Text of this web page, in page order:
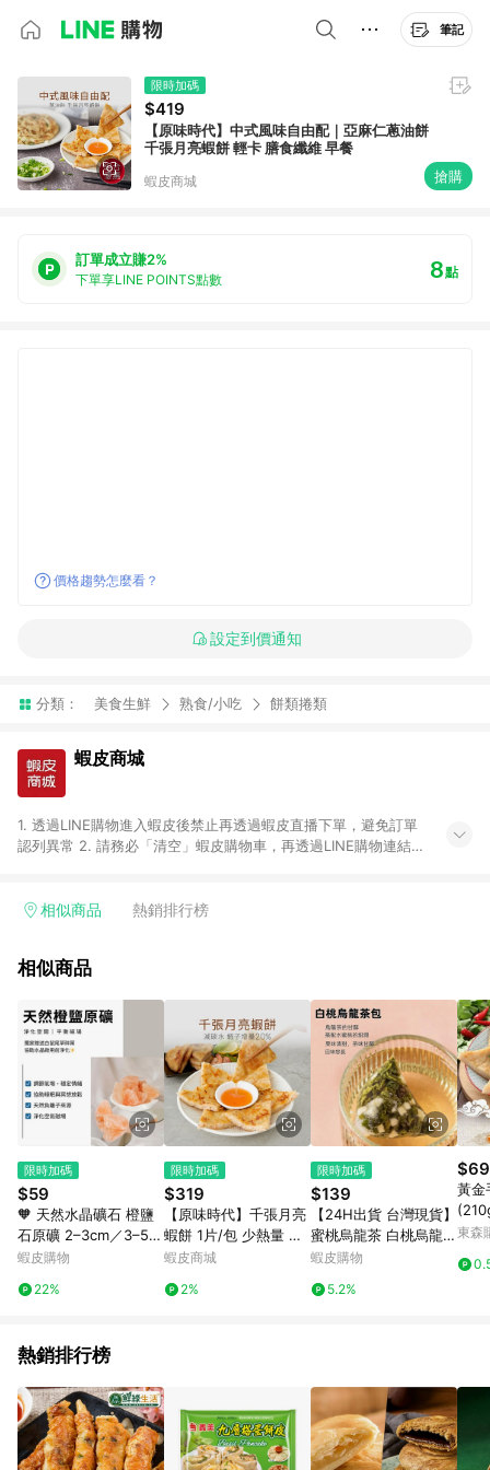
筆記
限時加碼
$419
【原味時代】中式風味自由配｜亞麻仁蔥油餅
千張月亮蝦餅 輕卡 膳食纖維 早餐
蝦皮商城 搶購
訂單成立賺2%
下單享LINE POINTS點數 8點
價格趨勢怎麼看？
設定到價通知
分類： 美食生鮮 熟食/小吃 餅類捲類
蝦皮商城
1. 透過LINE購物進入蝦皮後禁止再透過蝦皮直播下單，避免訂單
認列異常 2. 請務必「清空」蝦皮購物車，再透過LINE購物連結至
交易後，想下第二張訂單，請重新從LINE購物連結至蝦皮商店進
Android手機、汽機車、一歲以下嬰兒配方奶粉、醫療器材：回饋
皮直營_餐券&禮券館、康菲COMFIZ、Finetech釩泰醫用口罩、
CHENYU辰昱立體醫療口罩、HAOFA立體口罩、BenQ 明基 健
康生活不予回饋。 6. 蝦皮商城之訂單適用於部分點數紅包，規範
請依該紅包頁說明為主。 7. 點數回饋將依照蝦皮提供扣除折價
券、運費與蝦幣後之最終金額進行計算。 8. 同一商品品項(即便
不同尺寸規格)，皆會計入同一筆返點上限進行計算 9. 用戶需於
同一瀏覽器進行交易（若自動跳轉 APP，請在 APP交易）。 10.
知。 11. 若使用折價券折抵，可能會有攤提折抵導致訂單金額些微
落差 12. 蝦皮會將LINE的導購跳轉紀錄與蝦皮的會員ID進行綁
定，若後續七天內未透過其他媒體來源導入蝦皮官網，則七天內
於該蝦皮帳號下訂的首筆訂單會被蝦皮認列為該LINE用戶導購跳
轉時所成立之訂單。 13. 若同一用戶使用一個以上蝦皮帳號透過
LINE購物進行導購，將可能導致無法收到導購通知，亦可能無法
易，或經由蝦皮系統判斷點擊路徑不符合回饋資格或規則者。 15.
若有贈點爭議，請務必於訂單日期+60天以內進行洽詢確認；超
過60天(含)以上進行申訴，恕無法贈點回饋。需檢附蝦皮訂單完
成、LINE購物訂單記錄，如於LINE購物訂單紀錄已呈現：「非本
次前往蝦皮商店之品項，不符合回饋資格」，則不受理此案件。
[注意事項] 1.如導購途中用戶由網頁版(電腦版/手機版網頁)切換
相似商品 熱銷排行榜
相似商品
限時加碼
$59
🧡 天然水晶礦石 橙鹽
石原礦 2–3cm／3–5c
m 礦石100g 空間淨化
香石 療癒擺件 擴香
蝦皮購物
22%
限時加碼
$319
【原味時代】千張月亮
蝦餅 1片/包 少熱量 團
購美食 千張皮 減醣 (附
蝦皮商城
2%
限時加碼
$139
【24H出貨 台灣現貨】
蜜桃烏龍茶 白桃烏龍茶
烏龍茶包 蘋果 果乾水
茶水果茶 蜜桃茶 批發
蝦皮購物
5.2%
黃金
東森
熱銷排行榜